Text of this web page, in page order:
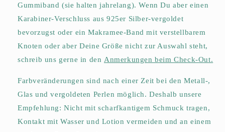
Gummiband (sie halten jahrelang). Wenn Du aber einen
Karabiner-Verschluss aus 925er Silber-vergoldet
bevorzugst oder ein Makramee-Band mit verstellbarem
Knoten oder aber Deine Größe nicht zur Auswahl steht,
schreib uns gerne in den Anmerkungen beim Check-Out.
Farbveränderungen sind nach einer Zeit bei den Metall-,
Glas und vergoldeten Perlen möglich. Deshalb unsere
Empfehlung: Nicht mit scharfkantigem Schmuck tragen,
Kontakt mit Wasser und Lotion vermeiden und an einem